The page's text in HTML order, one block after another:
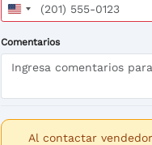
United
+1
Comentarios
Al contactar